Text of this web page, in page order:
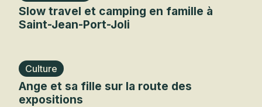
Slow travel et camping en famille à
Saint-Jean-Port-Joli
Culture
Ange et sa fille sur la route des
expositions